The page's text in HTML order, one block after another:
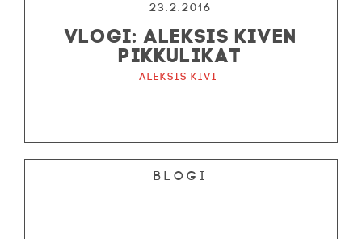
23.2.2016
VLOGI: ALEKSIS KIVEN
PIKKULIKAT
Aleksis Kivi
Blogi